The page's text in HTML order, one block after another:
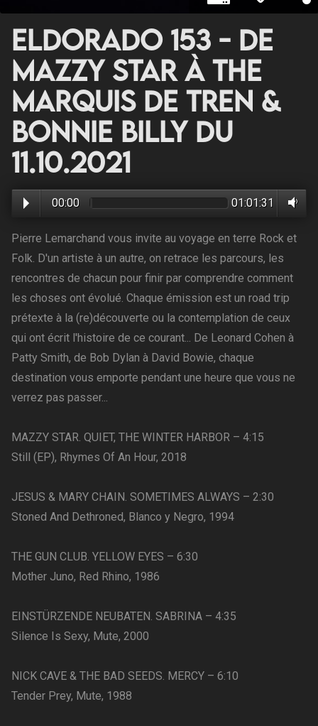
Eldorado 153 - de
Mazzy Star à The
Marquis de Tren &
Bonnie Billy du
11.10.2021
00:00 01:01:31
Pierre Lemarchand vous invite au voyage en terre Rock et
Folk. D'un artiste à un autre, on retrace les parcours, les
rencontres de chacun pour finir par comprendre comment
les choses ont évolué. Chaque émission est un road trip
prétexte à la (re)découverte ou la contemplation de ceux
qui ont écrit l'histoire de ce courant... De Leonard Cohen à
Patty Smith, de Bob Dylan à David Bowie, chaque
destination vous emporte pendant une heure que vous ne
verrez pas passer...
MAZZY STAR. QUIET, THE WINTER HARBOR – 4:15
Still (EP), Rhymes Of An Hour, 2018
JESUS & MARY CHAIN. SOMETIMES ALWAYS – 2:30
Stoned And Dethroned, Blanco y Negro, 1994
THE GUN CLUB. YELLOW EYES – 6:30
Mother Juno, Red Rhino, 1986
EINSTÜRZENDE NEUBATEN. SABRINA – 4:35
Silence Is Sexy, Mute, 2000
NICK CAVE & THE BAD SEEDS. MERCY – 6:10
Tender Prey, Mute, 1988